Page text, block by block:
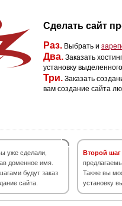
Сделать сайт
Раз. Выбрать и
Два. Заказать
установку
Три. Заказать
вам создание сайта
уже сделали,
доменное имя.
будут заказ
сайта.
Второй шаг
Также вы
установку